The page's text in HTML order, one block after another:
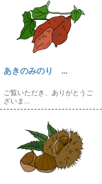
あきのみのり ...
ご覧いただき、ありがとうご
ざいま...